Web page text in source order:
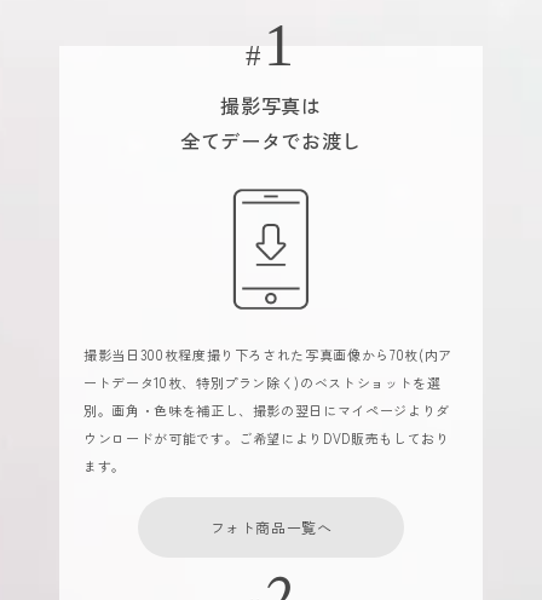
撮影写真は
全てデータでお渡し
撮影当日300枚程度撮り下ろされた写真画像から70枚(内ア
ートデータ10枚、特別プラン除く)のベストショットを選
別。画角・色味を補正し、撮影の翌日にマイページよりダ
ウンロードが可能です。ご希望によりDVD販売もしており
ます。
フォト商品一覧へ